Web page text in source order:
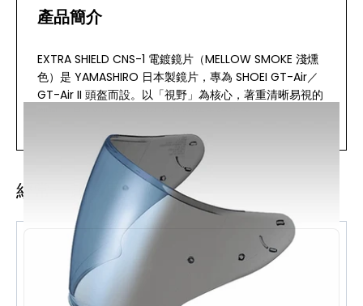
經常一起購買
產品簡介
EXTRA SHIELD CNS-1 電鍍鏡片（MELLOW SMOKE 淺燻
色）是 YAMASHIRO 日本製鏡片，專為 SHOEI GT-Air／
GT-Air II 頭盔而設。以「視野」為核心，著重清晰易視的
主要特點
日本製鏡片，專注於視野清晰度與配戴舒適度
特殊電鍍處理，有效減少一般電鍍鏡片常見的影像
扭曲與內反光
抑制視覺扭曲，成功減輕眼睛疲勞，長時間騎乘尤
其有效
MELLOW SMOKE 淺燻色調，柔和遮光
專為 SHOEI GT-Air／GT-Air II 設計，安裝貼合